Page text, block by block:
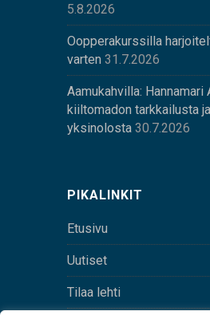
5.8.2026
Oopperakurssilla
varten 31.7.2026
Aamukahvilla: Hannamari
kiiltomadon tarkkailusta
yksinolosta 30.7.2026
PIKALINKIT
Etusivu
Uutiset
Tilaa lehti